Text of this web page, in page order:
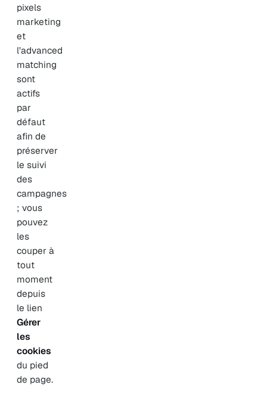
pixels
marketing
et
l’advanced
matching
sont
actifs
par
défaut
afin de
préserver
le suivi
des
campagnes
; vous
pouvez
les
couper à
tout
moment
depuis
le lien
Gérer
les
cookies
du pied
de page.